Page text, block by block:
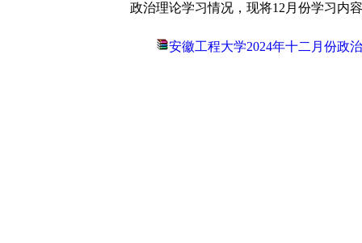
政治理论学习情况，现将12月份学习内
安徽工程大学2024年十二月份政